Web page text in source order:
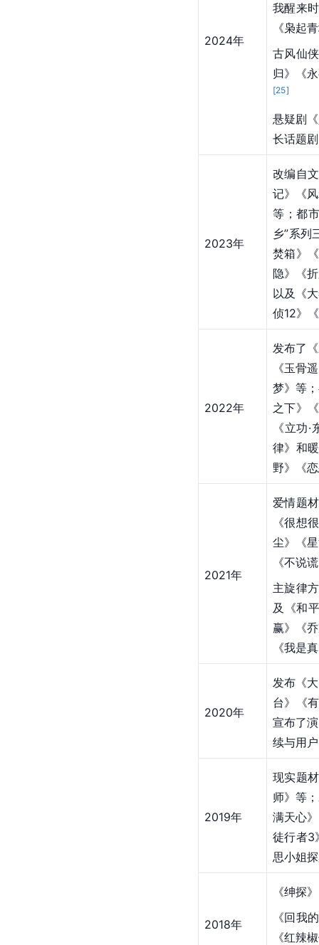
2024年
我醒来
《枭起
古风仙
归》《
[25]
悬疑剧
长话题
2023年
改编自
记》《
等；都
乡”系列
焚箱》
隐》《
以及《
侦12》
2022年
发布了
《玉骨
梦》等
之下》
《立功
律》和
野》《
2021年
爱情题
《很想
尘》《
《不说
主旋律
及《和
赢》《
《我是
2020年
发布《
台》《
宣布了
续与用
2019年
现实题
师》等
满天心
徒行者3
思小姐
2018年
《绅探
《回我
《红辣